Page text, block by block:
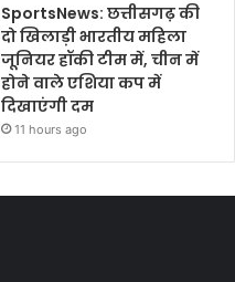
SportsNews: छत्तीसगढ़ की
दो खिलाड़ी भारतीय महिला
जूनियर हॉकी टीम में, चीन में
होने वाले एशिया कप में
दिखाएंगी दम
11 hours ago